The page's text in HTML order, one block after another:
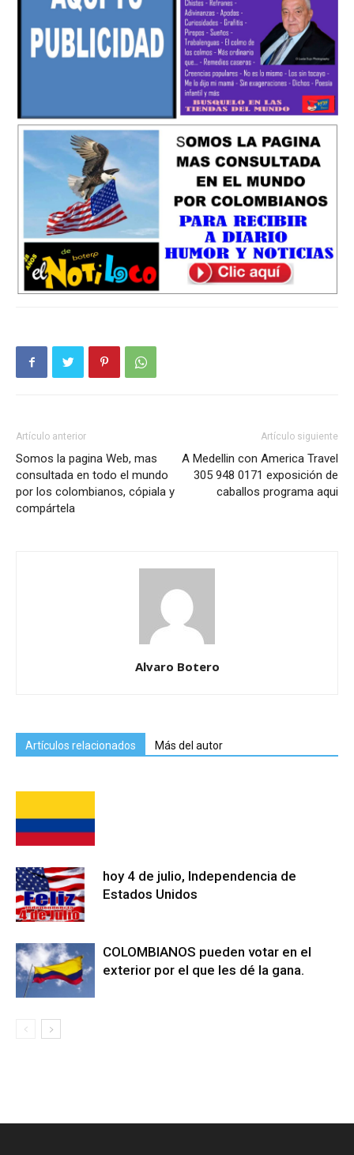
Artículo anterior
Somos la pagina Web, mas
consultada en todo el mundo
por los colombianos, cópiala y
compártela
Artículo siguiente
A Medellin con America Travel
305 948 0171 exposición de
caballos programa aqui
Alvaro Botero
Artículos relacionados Más del autor
hoy 4 de julio, Independencia de
Estados Unidos
COLOMBIANOS pueden votar en el
exterior por el que les dé la gana.